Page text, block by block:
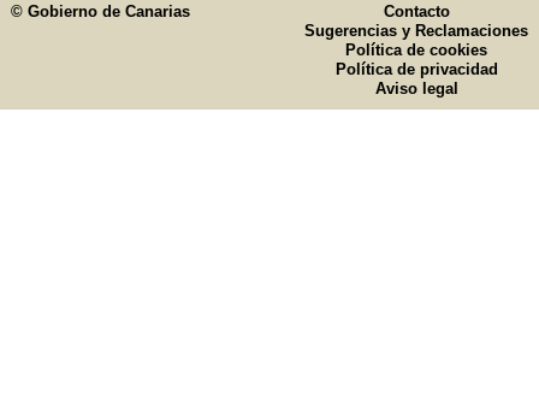
© Gobierno de Canarias
Contacto
Sugerencias y Reclamaciones
Política de cookies
Política de privacidad
Aviso legal